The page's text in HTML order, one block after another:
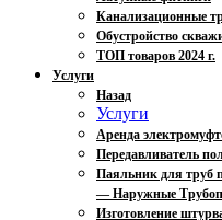
Канализационные
Обустройство
ТОП товаров 2024 г.
Услуги
Назад
Услуги
Аренда
Передавливатель
Паяльник для труб
— Наружные
Изготовление